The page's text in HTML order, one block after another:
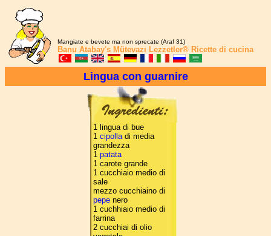
Mangiate e bevete ma non sprecate (Araf 31)
Banu Atabay's Mütevazı Lezzetler® Ricette di cucina
Lingua con guarnire
1 lingua di bue
1 cipolladi media
grandezza
1 patata
1 carote grande
1 cucchiaio medio di
sale
mezzo cucchiaino di
pepe nero
1 cuchhiaio medio di
farrina
2 cucchiai di olio